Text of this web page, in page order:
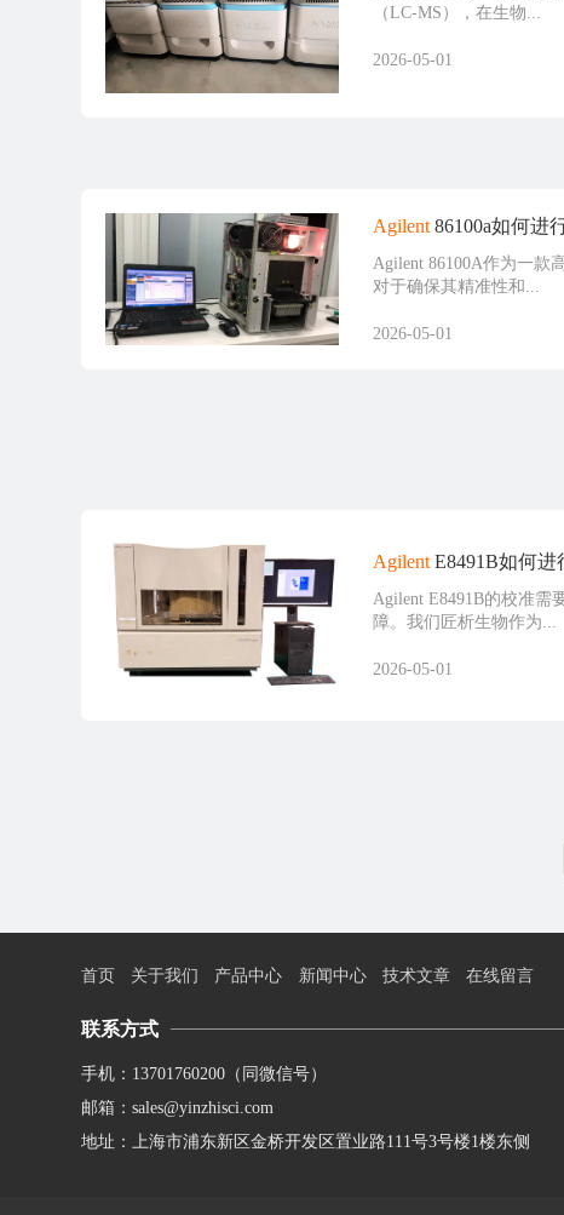
（LC-MS），在生物...
2026-05-01
Agilent 86100a如何进
Agilent 86100A作为一款
对于确保其精准性和...
2026-05-01
AgilentE8491B如何进
Agilent E8491B的校准需
障。我们匠析生物作为...
2026-05-01
首页 关于我们 产品中心 新闻中心 技术文章 在线留言
联系方式
手机：13701760200（同微信号）
邮箱：sales@yinzhisci.com
地址：上海市浦东新区金桥开发区置业路111号3号楼1楼东侧